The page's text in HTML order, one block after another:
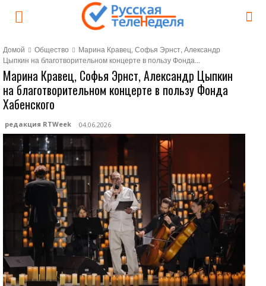
Домой Общество
Марина Кравец, Софья Эрнст, Александр
Цыпкин на благотворительном концерте в пользу Фонда...
Марина Кравец, Софья Эрнст, Александр Цыпкин
на благотворительном концерте в пользу Фонда
Хабенского
редакция RTWeek 04.06.2026